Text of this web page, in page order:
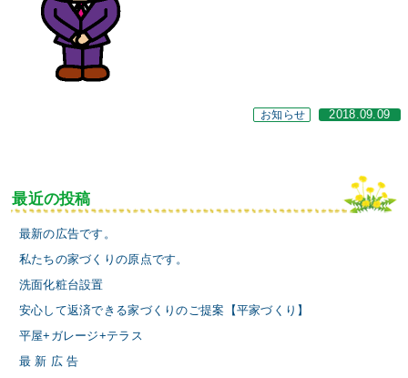
お知らせ 2018.09.09
最近の投稿
最新の広告です。
私たちの家づくりの原点です。
洗面化粧台設置
安心して返済できる家づくりのご提案【平家づくり】
平屋+ガレージ+テラス
最 新 広 告